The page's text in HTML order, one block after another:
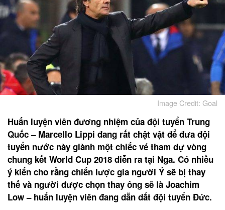
Image Credit: Goal
Huấn luyện viên đương nhiệm của đội tuyển Trung
Quốc – Marcello Lippi đang rất chật vật để đưa đội
tuyển nước này giành một chiếc vé tham dự vòng
chung kết World Cup 2018 diễn ra tại Nga. Có nhiều
ý kiến cho rằng chiến lược gia người Ý sẽ bị thay
thế và người được chọn thay ông sẽ là Joachim
Low – huấn luyện viên đang dẫn dắt đội tuyển Đức.